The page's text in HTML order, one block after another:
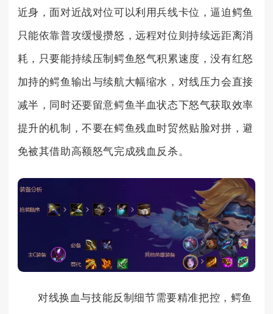
近身，面对近战对位可以利用兵线卡位，逼迫鳄鱼
只能依靠普攻缓慢攒怒，远程对位则持续远距离消
耗，只要能持续压制鳄鱼怒气积累速度，没有红怒
加持的鳄鱼输出与续航大幅缩水，对线压力会直接
减半，同时还要留意鳄鱼半血状态下怒气获取效率
提升的机制，不要在鳄鱼残血时贸然贴脸对拼，避
免被其借助高额怒气完成残血反杀。
对线换血与技能反制细节需要精准把控，鳄鱼